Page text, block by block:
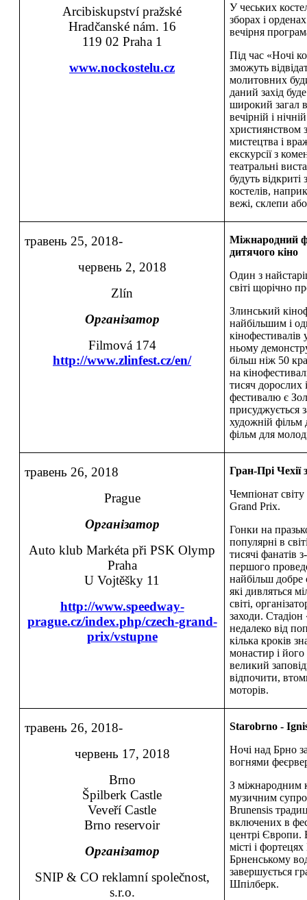
Arcibiskupství pražské
Hradčanské nám. 16
119 02 Praha 1
www.nockostelu.cz
У чеських
зборах і
вечірня
Під час «Ночі
зможуть
молитовних
даний захід
широкий загал
вечірній і
християнством
мистецтва і
екскурсії з
театральні
будуть відкриті
костелів,
вежі, склепи
травень 25, 2018-
червень 2, 2018
Zlín
Організатор
Filmová 174
http://www.zlinfest.cz/en/
Міжнародний
дитячого кіно
Один з
світі щорічно
Злинський
найбільшим і
ньому
більш ніж 50
на
тисяч дорослих
фестивалю є
присуджується
художній фільм
фільм для
травень 26, 2018
Prague
Організатор
Auto klub Markéta při PSK Olymp
Praha
U Vojtěšky 11
http://www.speedway-
prague.cz/index.php/czech-grand-
prix/vstupne
Гран-Прі Чехії
Чемпіонат світу
Grand Prix.
Гонки на
популярні в
тисячі фанатів
першого
найбільш добре
які дивляться
світі,
заходи.
недалеко від
кілька кроків
монастир і
великий
відпочити,
моторів.
травень 26, 2018-
червень 17, 2018
Brno
Špilberk Castle
Veveří Castle
Brno reservoir
Організатор
SNIP & CO reklamní společnost,
s.r.o.
Starobrno -
Ночі над Брно
вогнями
З міжнародним
музичним
Brunensis
включених в
центрі Європи.
місті і
Брненському
завершується
Шпілберк.